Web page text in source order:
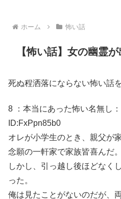
ホーム 怖い話
【怖い話】女の幽霊
死ぬ程洒落にならない怖い話
8 ：本当にあった怖い名無し
ID:FxPpn85b0
オレが小学生のとき、親父が
念願の一軒家で家族皆喜んだ。
しかし、引っ越し後ほどなく
った。
俺は見たことがないのだが、